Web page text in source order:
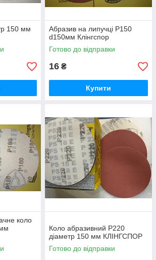
150 мм
Абразив на липучці Р150
d150мм Клінгспор
Готово до відправки
16 ₴
Купити
коло
Коло абразивний Р220
діаметр 150 мм КЛІНГСПОР
Готово до відправки